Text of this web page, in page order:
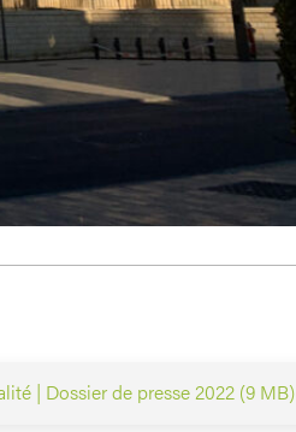
| Dossier de presse 2022 (9 MB)